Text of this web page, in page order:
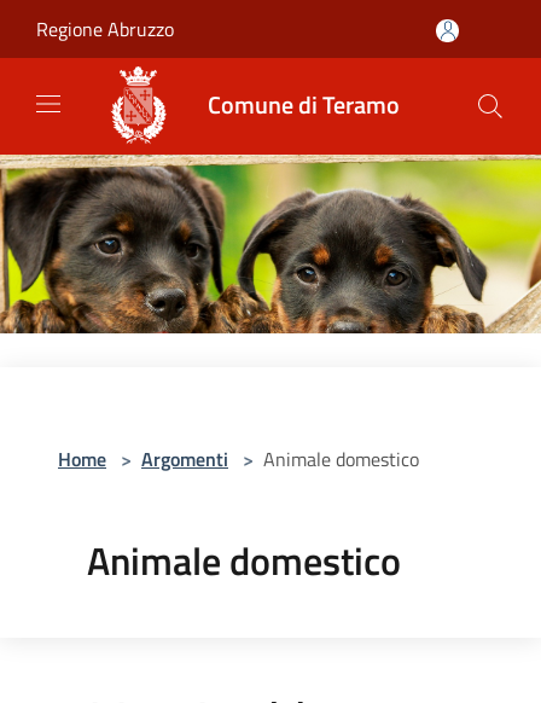
Regione Abruzzo
Comune di Teramo
Home > Argomenti > Animale domestico
Animale domestico